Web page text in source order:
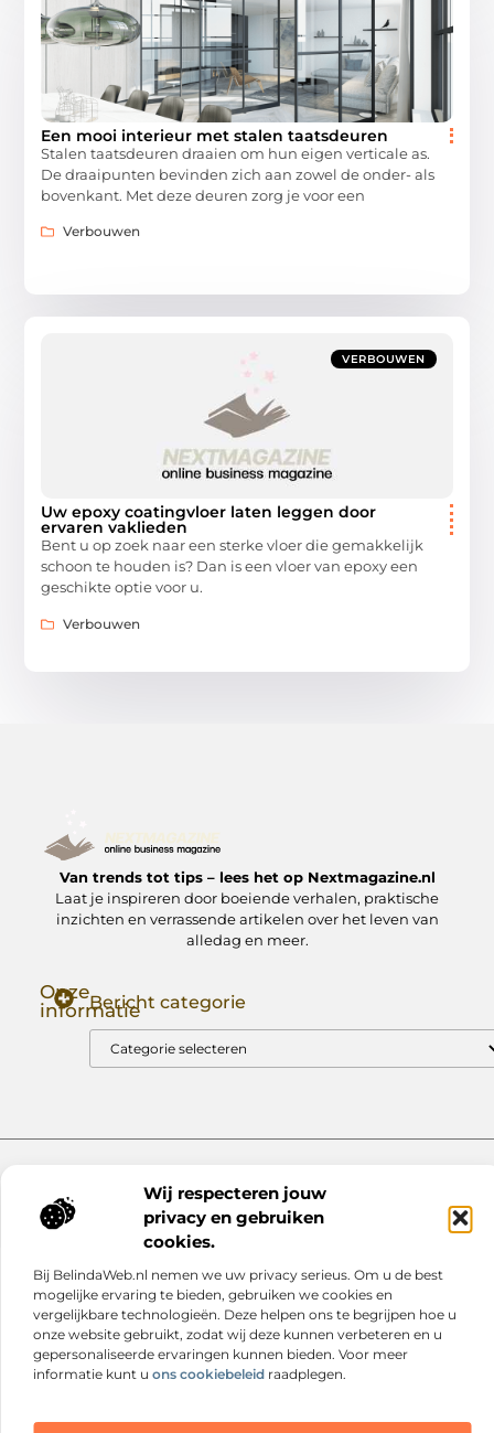
Wij respecteren jouw
privacy en gebruiken
cookies.
Bij BelindaWeb.nl nemen we uw privacy serieus. Om u de best
mogelijke ervaring te bieden, gebruiken we cookies en
vergelijkbare technologieën. Deze helpen ons te begrijpen hoe u
onze website gebruikt, zodat wij deze kunnen verbeteren en u
gepersonaliseerde ervaringen kunnen bieden. Voor meer
informatie kunt u ons cookiebeleid raadplegen.
Een mooi interieur met stalen taatsdeuren
Stalen taatsdeuren draaien om hun eigen verticale as.
De draaipunten bevinden zich aan zowel de onder- als
bovenkant. Met deze deuren zorg je voor een
Verbouwen
VERBOUWEN
Uw epoxy coatingvloer laten leggen door
ervaren vaklieden
Bent u op zoek naar een sterke vloer die gemakkelijk
schoon te houden is? Dan is een vloer van epoxy een
geschikte optie voor u.
Verbouwen
Van trends tot tips – lees het op Nextmagazine.nl
Laat je inspireren door boeiende verhalen, praktische
inzichten en verrassende artikelen over het leven van
alledag en meer.
Onze
informatieBericht categorie
@2025 www.nextmagazine.nl. All Right Reserved.